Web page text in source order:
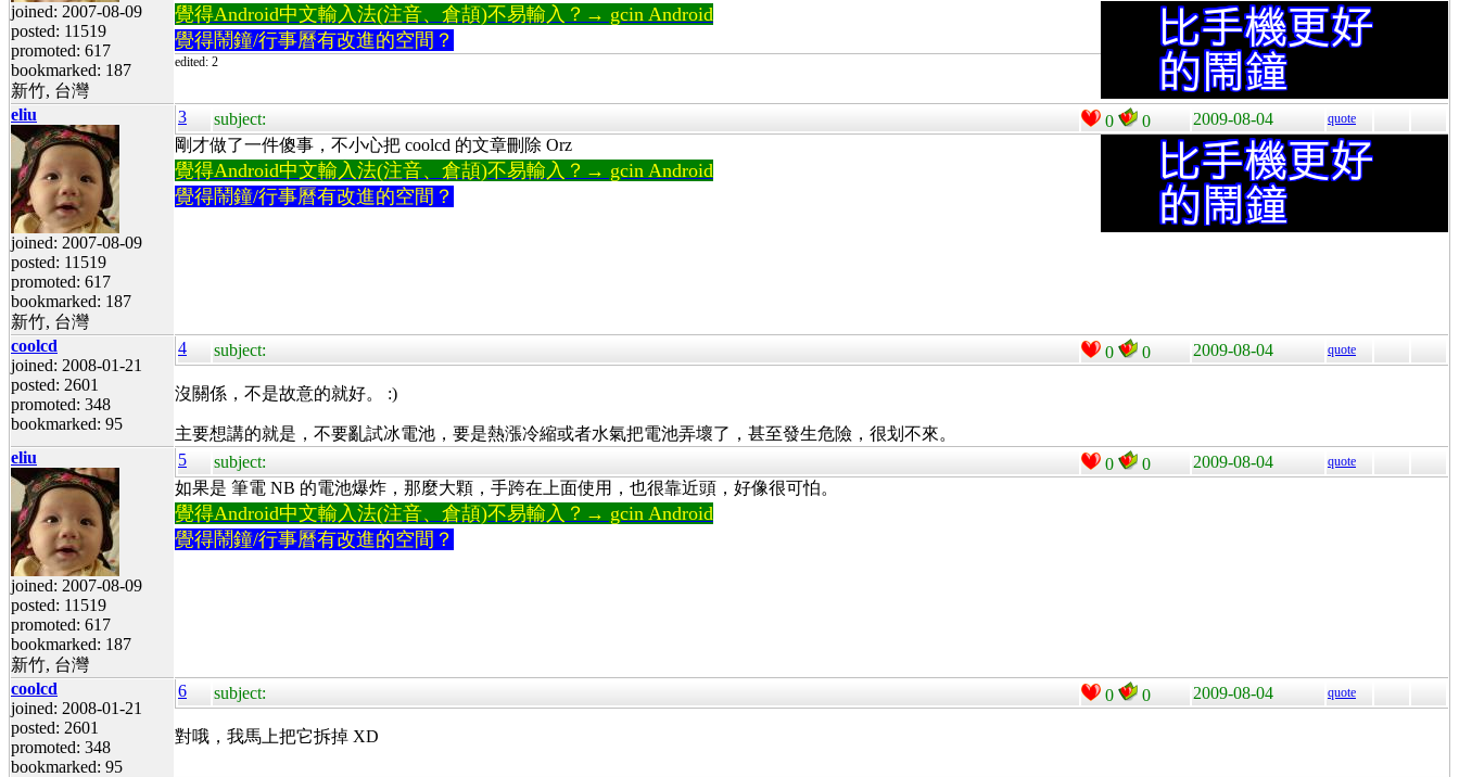
joined: 2007-08-09
posted: 11519
promoted: 617
bookmarked: 187
新竹, 台灣
覺得Android中文輸入法(注音、倉頡)不易輸入？→ gcin Android
覺得鬧鐘/行事曆有改進的空間？
edited: 2
eliu
joined: 2007-08-09
posted: 11519
promoted: 617
bookmarked: 187
新竹, 台灣
3 subject: 0 0 2009-08-04 quote
剛才做了一件傻事，不小心把 coolcd 的文章刪除 Orz
覺得Android中文輸入法(注音、倉頡)不易輸入？→ gcin Android
覺得鬧鐘/行事曆有改進的空間？
coolcd
joined: 2008-01-21
posted: 2601
promoted: 348
bookmarked: 95
4 subject: 0 0 2009-08-04 quote
沒關係，不是故意的就好。 :)
主要想講的就是，不要亂試冰電池，要是熱漲冷縮或者水氣把電池弄壞了，甚至發生危險，很划不來。
eliu
joined: 2007-08-09
posted: 11519
promoted: 617
bookmarked: 187
新竹, 台灣
5 subject: 0 0 2009-08-04 quote
如果是 筆電 NB 的電池爆炸，那麼大顆，手跨在上面使用，也很靠近頭，好像很可怕。
覺得Android中文輸入法(注音、倉頡)不易輸入？→ gcin Android
覺得鬧鐘/行事曆有改進的空間？
coolcd
joined: 2008-01-21
posted: 2601
promoted: 348
bookmarked: 95
6 subject: 0 0 2009-08-04 quote
對哦，我馬上把它拆掉 XD